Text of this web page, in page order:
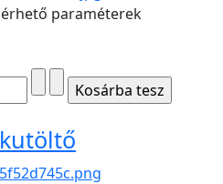
paraméterek